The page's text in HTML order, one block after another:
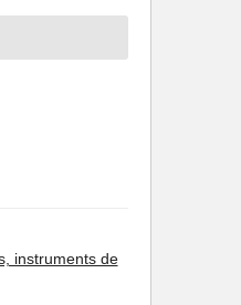
instruments de